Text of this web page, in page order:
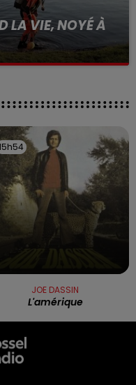
LA VIE, NOYÉ À
JOE DASSIN
L'amérique